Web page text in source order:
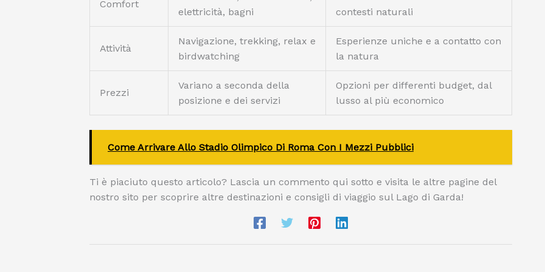
Comfort
elettricità, bagni
contesti naturali
Attività
Navigazione, trekking, relax e
birdwatching
Esperienze uniche e a contatto con
la natura
Prezzi
Variano a seconda della
posizione e dei servizi
Opzioni per differenti budget, dal
lusso al più economico
Come Arrivare Allo Stadio Olimpico Di Roma Con I Mezzi Pubblici
Ti è piaciuto questo articolo? Lascia un commento qui sotto e visita le altre pagine del
nostro sito per scoprire altre destinazioni e consigli di viaggio sul Lago di Garda!